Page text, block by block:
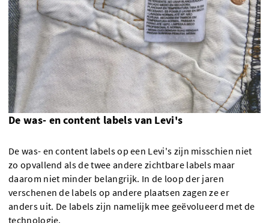
De was- en content labels van Levi's
De was- en content labels op een Levi's zijn misschien niet
zo opvallend als de twee andere zichtbare labels maar
daarom niet minder belangrijk. In de loop der jaren
verschenen de labels op andere plaatsen zagen ze er
anders uit. De labels zijn namelijk mee geëvolueerd met de
technologie.